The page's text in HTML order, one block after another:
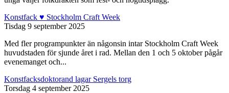
Konstfack ♥ Stockholm Craft Week
Tisdag 9 september 2025
Med fler programpunkter än någonsin intar Stockholm Craft Week
huvudstaden för sjunde året i rad. Mellan den 1 och 5 oktober pågår
evenemanget och...
Konstfacksdoktorand lagar Sergels torg
Torsdag 4 september 2025